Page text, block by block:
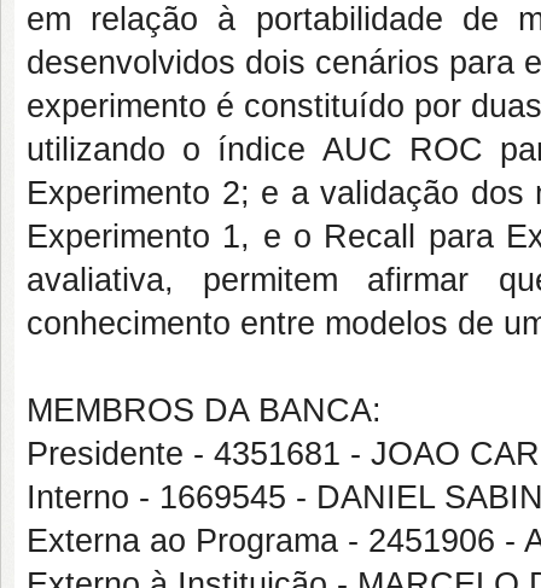
em relação à portabilidade de
desenvolvidos dois cenários para
experimento é constituído por
utilizando o índice AUC ROC
Experimento 2; e a validação
Experimento 1, e o Recall para
avaliativa, permitem afirmar
conhecimento entre modelos de
MEMBROS DA BANCA:
Presidente - 4351681 - JOAO
Interno - 1669545 - DANIEL
Externa ao Programa - 2451906 -